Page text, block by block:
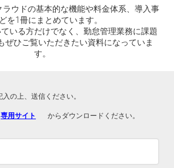
ラウドの基本的な機能や料金体系、導入事
を1冊にまとめています。
いる方だけでなく、勤怠管理業務に課題
ぜひご覧いただきたい資料になっていま
す。
の上、送信ください。
専用サイト からダウンロードください。